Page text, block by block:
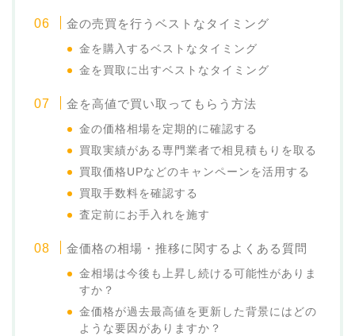
金の売買を行うベストなタイミング
金を購入するベストなタイミング
金を買取に出すベストなタイミング
金を高値で買い取ってもらう方法
金の価格相場を定期的に確認する
買取実績がある専門業者で相見積もりを取る
買取価格UPなどのキャンペーンを活用する
買取手数料を確認する
査定前にお手入れを施す
金価格の相場・推移に関するよくある質問
金相場は今後も上昇し続ける可能性がありま
すか？
金価格が過去最高値を更新した背景にはどの
ような要因がありますか？